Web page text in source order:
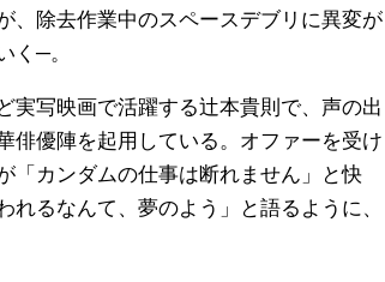
、除去作業中のスペースデブリに異変が
─。
実写映画で活躍する辻本貴則で、声の出
俳優陣を起用している。オファーを受け
「カンダムの仕事は断れません」と快
るなんて、夢のよう」と語るように、